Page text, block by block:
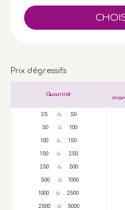
Prix dégressifs
Quantité
25 à 50
50à 100
100 à 150
150à 250
250 à 500
500à 1000
1000 à 2500
2500 à 5000